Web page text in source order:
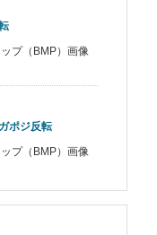
プ（BMP）画像
ポジ反転
プ（BMP）画像